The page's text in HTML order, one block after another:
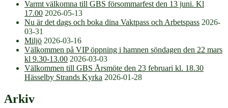
Varmt välkomna till GBS försommarfest den 13 juni. Kl
17.00 2026-05-13
Nu är det dags och boka dina Vaktpass och Arbetspass 2026-
03-31
Miljö 2026-03-16
Välkommen på VIP öppning i hamnen söndagen den 22 mars
kl 9.30-13.00 2026-03-03
Välkommen till GBS Årsmöte den 23 februari kl. 18.30
Hässelby Strands Kyrka 2026-01-28
Arkiv